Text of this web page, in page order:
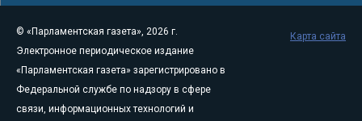
© «Парламентская газета», 2026 г.
Электронное периодическое издание
«Парламентская газета» зарегистрировано в
Федеральной службе по надзору в сфере
связи, информационных технологий и
Карта сайта